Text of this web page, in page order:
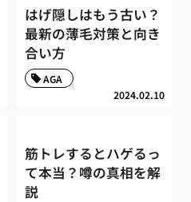
はげ隠しはもう古い？
最新の薄毛対策と向き
合い方
2024.02.10
AGA
筋トレするとハゲるっ
て本当？噂の真相を解
説